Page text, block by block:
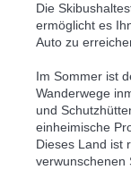
Die
ermöglicht es
Auto zu
Im Sommer ist
Wanderwege
und
einheimische
Dieses Land ist
verwunschenen